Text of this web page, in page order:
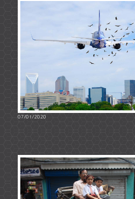
07/01/2020